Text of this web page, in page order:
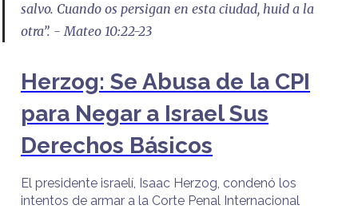
salvo. Cuando os persigan en esta ciudad, huid a la
otra”. - Mateo 10:22-23
Herzog: Se Abusa de la CPI
para Negar a Israel Sus
Derechos Básicos
El presidente israelí, Isaac Herzog, condenó los
intentos de armar a la Corte Penal Internacional